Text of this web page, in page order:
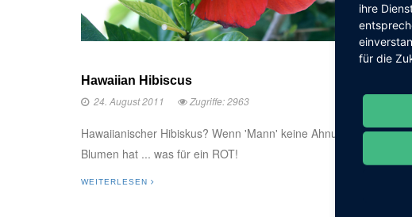
Hawaiian Hibiscus
24. August 2011
Zugriffe: 2963
Hawaiianischer Hibiskus? Wenn 'Mann' keine Ahnung von
Blumen hat ... was für ein ROT!
WEITERLESEN
ihre
für die